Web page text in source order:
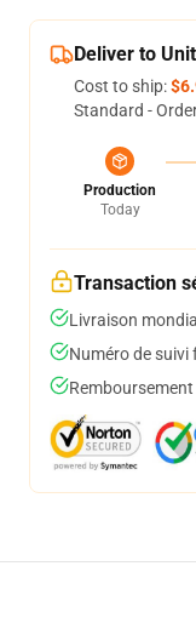
Deliver to
Cost to ship:
Standard -
Production
Today
Transaction
Livraison
Numéro de